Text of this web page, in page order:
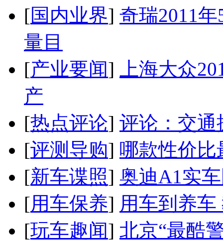
[国内业界] 奇瑞2011
量目
[产业要闻]
上海大众
产
[热点评论] 评论：交通
[评测导购] 哪款性价比
[新车谍照] 奥迪A1实
[用车保养] 用车到养
[玩车趣闻] 北京“最酷